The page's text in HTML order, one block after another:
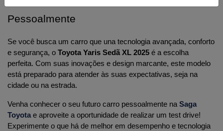
Pessoalmente
Se você busca um carro que una tecnologia avançada, conforto
e segurança, o Toyota Yaris Sedã XL 2025 é a escolha
perfeita. Com suas inovações e design marcante, este modelo
está preparado para atender às suas expectativas, seja na
cidade ou na estrada.
Venha conhecer o seu futuro carro pessoalmente na Saga
Toyota e aproveite a oportunidade de realizar um test drive!
Experimente o que há de melhor em desempenho e tecnologia